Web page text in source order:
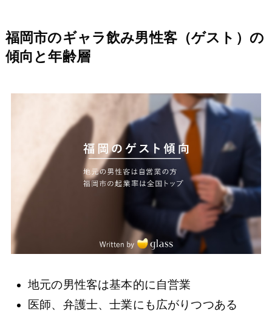
福岡市のギャラ飲み男性客（ゲスト）の
傾向と年齢層
地元の男性客は基本的に自営業
医師、弁護士、士業にも広がりつつある